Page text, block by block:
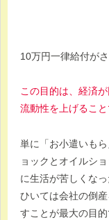
10万円一律給付が
この目的は、経済
流動性を上げること
単に「お小遣いも
ョックとオイルシ
に生活が苦しくなっ
ひいては会社の倒
すことが最大の目的